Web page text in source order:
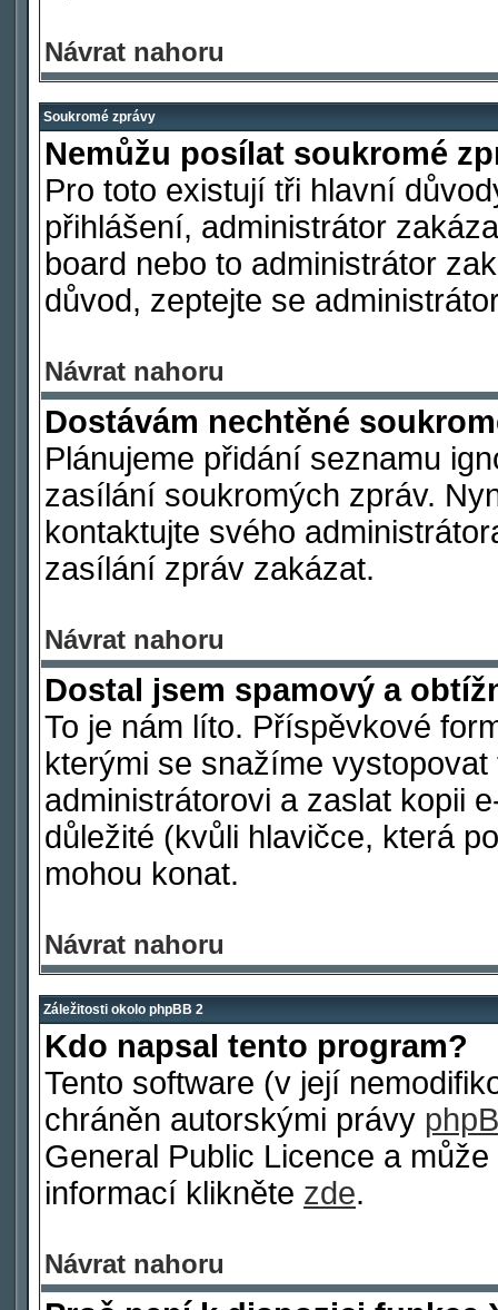
Návrat nahoru
Soukromé zprávy
Nemůžu posílat soukromé
Pro toto existují tři hlavní
přihlášení, administrátor
board nebo to administrátor
důvod, zeptejte se
Návrat nahoru
Dostávám nechtěné
Plánujeme přidání seznamu
zasílání soukromých zpráv.
kontaktujte svého
zasílání zpráv zakázat.
Návrat nahoru
Dostal jsem spamový a
To je nám líto. Příspěvkové
kterými se snažíme
administrátorovi a zaslat kopii
důležité (kvůli hlavičce, která
mohou konat.
Návrat nahoru
Záležitosti okolo phpBB 2
Kdo napsal tento program?
Tento software (v její
chráněn autorskými právy
General Public Licence a
informací klikněte zde.
Návrat nahoru